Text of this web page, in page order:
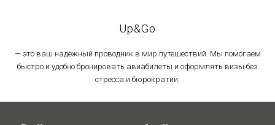
Up&Go
— это ваш надёжный проводник в мир путешествий. Мы помогаем
быстро и удобно бронировать авиабилеты и оформлять визы без
стресса и бюрократии.